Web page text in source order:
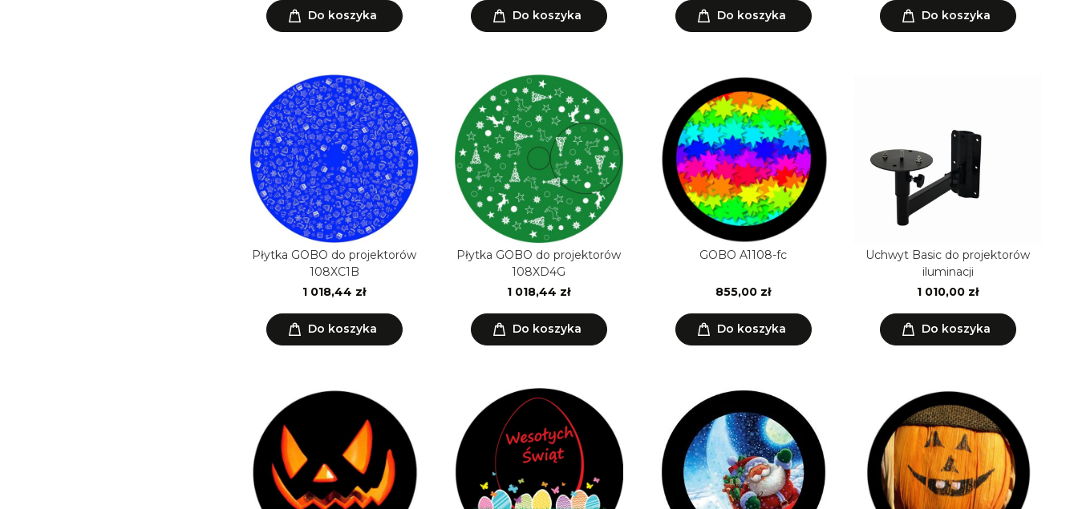
Do koszyka Do koszyka Do koszyka Do koszyka
Płytka GOBO do projektorów
108XC1B
1 018,44 zł
Do koszyka
Płytka GOBO do projektorów
108XD4G
1 018,44 zł
Do koszyka
GOBO A1108-fc
855,00 zł
Do koszyka
Uchwyt Basic do projektorów
iluminacji
1 010,00 zł
Do koszyka